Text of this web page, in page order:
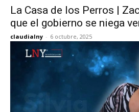
La Casa de los Perros |
que el gobierno se niega
claudialny - 6 octubre, 2025